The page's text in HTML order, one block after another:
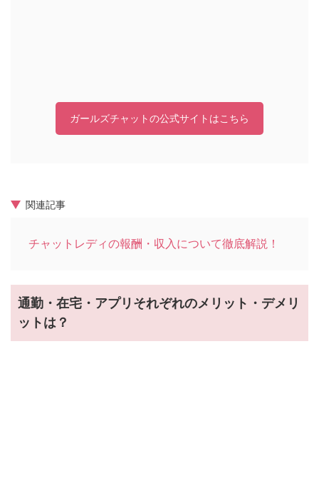
ガールズチャットの公式サイトはこちら
関連記事
チャットレディの報酬・収入について徹底解説！
通勤・在宅・アプリそれぞれのメリット・デメリ
ットは？